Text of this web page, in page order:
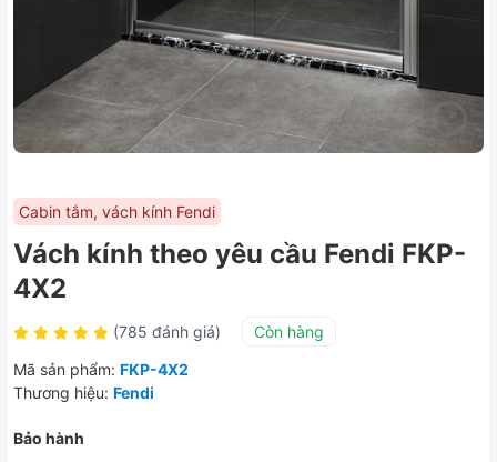
Cabin tắm, vách kính Fendi
Vách kính theo yêu cầu Fendi FKP-
4X2
(785 đánh giá)
Còn hàng
Mã sản phẩm: FKP-4X2
Thương hiệu: Fendi
Bảo hành